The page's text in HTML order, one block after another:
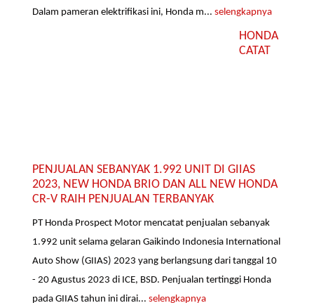
Dalam pameran elektrifikasi ini, Honda m...selengkapnya
HONDA
CATAT
PENJUALAN SEBANYAK 1.992 UNIT DI GIIAS
2023, NEW HONDA BRIO DAN ALL NEW HONDA
CR-V RAIH PENJUALAN TERBANYAK
PT Honda Prospect Motor mencatat penjualan sebanyak
1.992 unit selama gelaran Gaikindo Indonesia International
Auto Show (GIIAS) 2023 yang berlangsung dari tanggal 10
- 20 Agustus 2023 di ICE, BSD. Penjualan tertinggi Honda
pada GIIAS tahun ini dirai...selengkapnya